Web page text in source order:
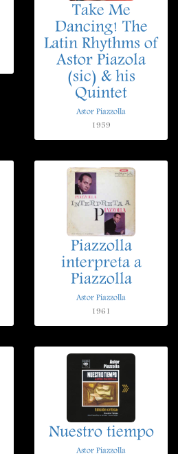
Take Me
Dancing! The
Latin Rhythms of
Astor Piazola
(sic) & his
Quintet
Astor Piazzolla
1959
Piazzolla
interpreta a
Piazzolla
Astor Piazzolla
1961
Nuestro tiempo
Astor Piazzolla